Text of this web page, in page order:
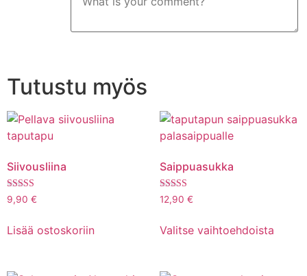
Tutustu myös
Siivousliina
Arvostelu
tuotteesta:
/ 5
9,90 €
Lisää ostoskoriin
Saippuasukka
Arvostelu
tuotteesta:
/ 5
12,90 €
Valitse vaihtoehdoista